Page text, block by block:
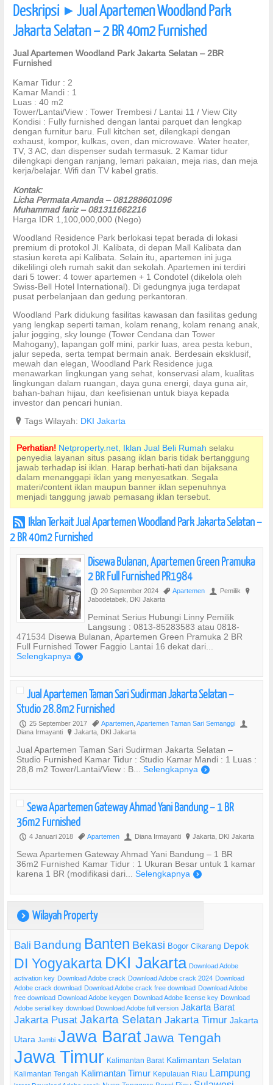
Deskripsi ] Jual Apartemen Woodland Park
Jakarta Selatan – 2 BR 40m2 Furnished
Jual Apartemen Woodland Park Jakarta Selatan – 2BR
Furnished
Kamar Tidur : 2
Kamar Mandi : 1
Luas : 40 m2
Tower/Lantai/View : Tower Trembesi / Lantai 11 / View City
Kondisi : Fully furnished dengan lantai parquet dan lengkap
dengan furnitur baru. Full kitchen set, dilengkapi dengan
exhaust, kompor, kulkas, oven, dan microwave. Water heater,
TV, 3 AC, dan dispenser sudah termasuk. 2 Kamar tidur
dilengkapi dengan ranjang, lemari pakaian, meja rias, dan meja
kerja/belajar. Wifi dan TV kabel gratis.
Kontak:
Licha Permata Amanda – 081288601096
Muhammad fariz – 081311662216
Harga IDR 1,100,000,000 (Nego)
Woodland Residence Park berlokasi tepat berada di lokasi
premium di protokol Jl. Kalibata, di depan Mall Kalibata dan
stasiun kereta api Kalibata. Selain itu, apartemen ini juga
dikelilingi oleh rumah sakit dan sekolah. Apartemen ini terdiri
dari 5 tower: 4 tower apartemen + 1 Condotel (dikelola oleh
Swiss-Bell Hotel International). Di gedungnya juga terdapat
pusat perbelanjaan dan gedung perkantoran.
Woodland Park didukung fasilitas kawasan dan fasilitas gedung
yang lengkap seperti taman, kolam renang, kolam renang anak,
jalur jogging, sky lounge (Tower Cendana dan Tower
Mahogany), lapangan golf mini, parkir luas, area pesta kebun,
jalur sepeda, serta tempat bermain anak. Berdesain eksklusif,
mewah dan elegan, Woodland Park Residence juga
menawarkan lingkungan yang sehat, konservasi alam, kualitas
lingkungan dalam ruangan, daya guna energi, daya guna air,
bahan-bahan hijau, dan keefisienan untuk biaya kepada
investor dan pencari hunian.
? Tags Wilayah: DKI Jakarta
Perhatian! Netproperty.net, Iklan Jual Beli Rumah selaku
penyedia layanan situs pasang iklan baris tidak bertanggung
jawab terhadap isi iklan. Harap berhati-hati dan bijaksana
dalam menanggapi iklan yang menyesatkan. Segala
materi/content iklan maupun banner iklan sepenuhnya
menjadi tanggung jawab pemasang iklan tersebut.
r Iklan Terkait Jual Apartemen Woodland Park Jakarta Selatan –
2 BR 40m2 Furnished
Disewa Bulanan, Apartemen Green Pramuka
2 BR Full Furnished PR1984
P 20 September 2024 , Apartemen U Pemilik ?
Jabodetabek, DKI Jakarta
Peminat Serius Hubungi Linny Pemilik
Langsung : 0813-85283583 atau 0818-
471534 Disewa Bulanan, Apartemen Green Pramuka 2 BR
Full Furnished Tower Faggio Lantai 16 dekat dari...
Selengkapnya )
Jual Apartemen Taman Sari Sudirman Jakarta Selatan –
Studio 28.8m2 Furnished
P 25 September 2017 , Apartemen, Apartemen Taman Sari Semanggi U
Diana Irmayanti ? Jakarta, DKI Jakarta
Jual Apartemen Taman Sari Sudirman Jakarta Selatan –
Studio Furnished Kamar Tidur : Studio Kamar Mandi : 1 Luas :
28,8 m2 Tower/Lantai/View : B... Selengkapnya )
Sewa Apartemen Gateway Ahmad Yani Bandung – 1 BR
36m2 Furnished
P 4 Januari 2018 , Apartemen U Diana Irmayanti ? Jakarta, DKI Jakarta
Sewa Apartemen Gateway Ahmad Yani Bandung – 1 BR
36m2 Furnished Kamar Tidur : 1 Ukuran Besar untuk 1 kamar
karena 1 BR (modifikasi dari... Selengkapnya )
) Wilayah Property
Bali Bandung Banten Bekasi Bogor Cikarang Depok
DI Yogyakarta DKI Jakarta Download Adobe
activation key Download Adobe crack Download Adobe crack 2024 Download
Adobe crack download Download Adobe crack free download Download Adobe
free download Download Adobe keygen Download Adobe license key Download
Adobe serial key download Download Adobe full version Jakarta Barat
Jakarta Pusat Jakarta Selatan Jakarta Timur Jakarta
Utara Jambi Jawa BaratJawa Tengah
Jawa Timur Kalimantan Barat Kalimantan Selatan
Kalimantan Tengah Kalimantan Timur Kepulauan Riau Lampung